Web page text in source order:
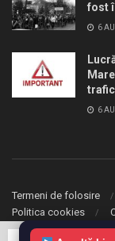
fost
6
6
Termeni de folosire
Politica cookies